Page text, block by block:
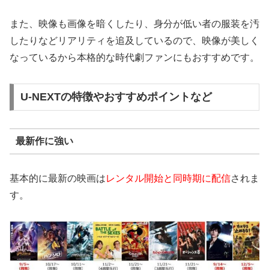
また、映像も画像を暗くしたり、身分が低い者の服装を汚
したりなどリアリティを追及しているので、映像が美しく
なっているから本格的な時代劇ファンにもおすすめです。
U-NEXTの特徴やおすすめポイントなど
最新作に強い
基本的に最新の映画はレンタル開始と同時期に配信されま
す。